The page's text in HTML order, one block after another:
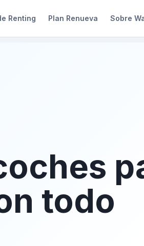
Renting Plan Renueva Sobre
todo